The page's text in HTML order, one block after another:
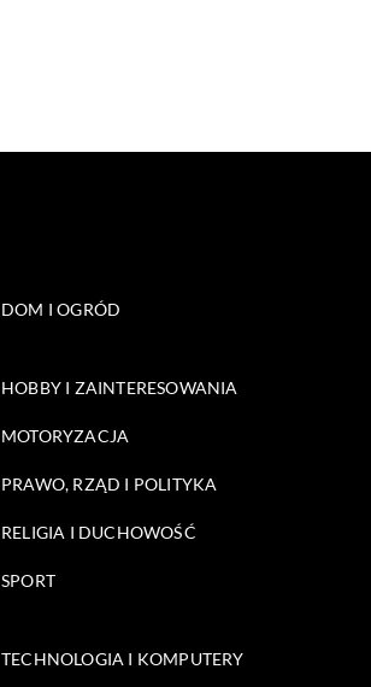
DOM I OGRÓD
HOBBY I ZAINTERESOWANIA
MOTORYZACJA
PRAWO, RZĄD I POLITYKA
RELIGIA I DUCHOWOŚĆ
SPORT
TECHNOLOGIA I KOMPUTERY